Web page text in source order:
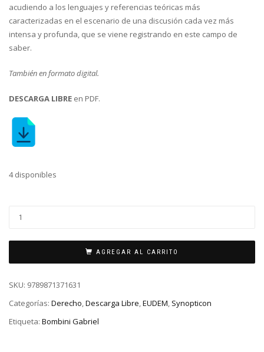
acudiendo a los lenguajes y referencias teóricas más
caracterizadas en el escenario de una discusión cada vez más
intensa y profunda, que se viene registrando en este campo de
saber.
También en formato digital.
DESCARGA LIBRE en PDF.
4 disponibles
AGREGAR AL CARRITO
SKU: 9789871371631
Categorías: Derecho,Descarga Libre,EUDEM, Synopticon
Etiqueta: Bombini Gabriel